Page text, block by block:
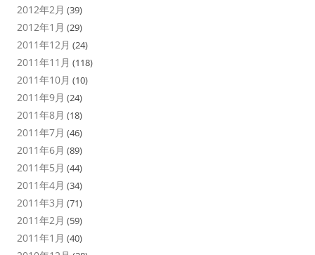
2012年2月 (39)
2012年1月 (29)
2011年12月 (24)
2011年11月 (118)
2011年10月 (10)
2011年9月 (24)
2011年8月 (18)
2011年7月 (46)
2011年6月 (89)
2011年5月 (44)
2011年4月 (34)
2011年3月 (71)
2011年2月 (59)
2011年1月 (40)